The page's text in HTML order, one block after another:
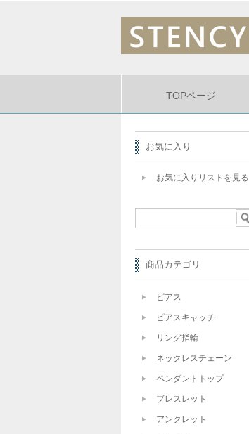
TOPページ
お気に入り
お気に入りリストを見る
商品カテゴリ
ピアス
ピアスキャッチ
リング指輪
ネックレスチェーン
ペンダントトップ
ブレスレット
アンクレット